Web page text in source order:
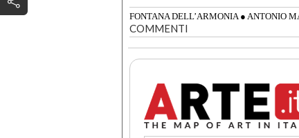
FONTANA DELL’ARMONIA ● ANTONIO
COMMENTI